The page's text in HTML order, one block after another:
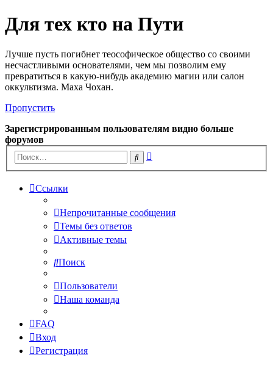
Для тех кто на Пути
Лучше пусть погибнет теософическое общество со своими
несчастливыми основателями, чем мы позволим ему
превратиться в какую-нибудь академию магии или салон
оккультизма. Маха Чохан.
Пропустить
Зарегистрированным пользователям видно больше
форумов
Поиск
Ссылки
Непрочитанные сообщения
Темы без ответов
Активные темы
Поиск
Пользователи
Наша команда
FAQ
Вход
Регистрация